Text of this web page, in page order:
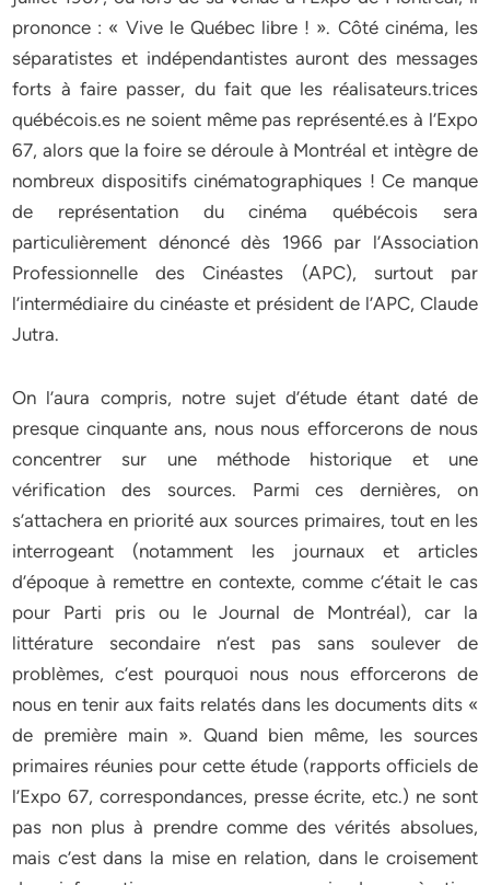
prononce : « Vive le Québec libre ! ». Côté cinéma, les
séparatistes et indépendantistes auront des messages
forts à faire passer, du fait que les réalisateurs.trices
québécois.es ne soient même pas représenté.es à l’Expo
67, alors que la foire se déroule à Montréal et intègre de
nombreux dispositifs cinématographiques ! Ce manque
de représentation du cinéma québécois sera
particulièrement dénoncé dès 1966 par l’Association
Professionnelle des Cinéastes (APC), surtout par
l’intermédiaire du cinéaste et président de l’APC, Claude
Jutra.
On l’aura compris, notre sujet d’étude étant daté de
presque cinquante ans, nous nous efforcerons de nous
concentrer sur une méthode historique et une
vérification des sources. Parmi ces dernières, on
s’attachera en priorité aux sources primaires, tout en les
interrogeant (notamment les journaux et articles
d’époque à remettre en contexte, comme c’était le cas
pour Parti pris ou le Journal de Montréal), car la
littérature secondaire n’est pas sans soulever de
problèmes, c’est pourquoi nous nous efforcerons de
nous en tenir aux faits relatés dans les documents dits «
de première main ». Quand bien même, les sources
primaires réunies pour cette étude (rapports officiels de
l’Expo 67, correspondances, presse écrite, etc.) ne sont
pas non plus à prendre comme des vérités absolues,
mais c’est dans la mise en relation, dans le croisement